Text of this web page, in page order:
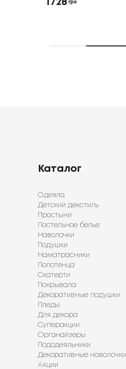
1728 грн
Каталог
Одеяла
Детский декстиль
Простыни
Постельное белье
Наволочки
Подушки
Наматрасники
Полотенца
Скатерти
Покрывала
Декоративные подушки
Пледы
Для декора
Суперакции
Органайзеры
Пододеяльники
Декоративные наволочки
Акции